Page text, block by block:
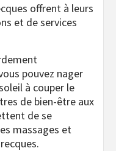
offrent à leurs
et de services
pouvez nager
à couper le
de bien-être aux
de se
massages et